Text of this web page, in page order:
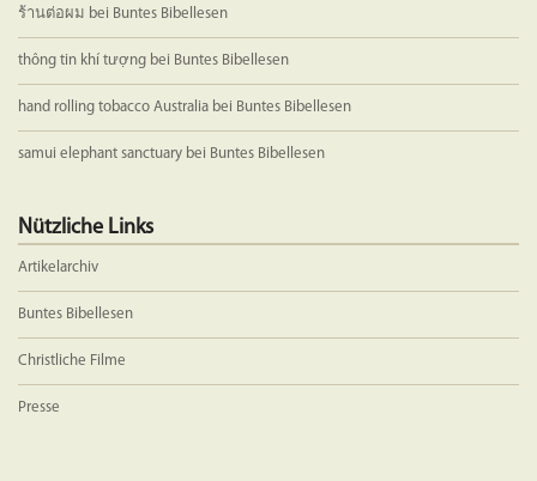
ร้านต่อผม bei Buntes Bibellesen
thông tin khí tượng bei Buntes Bibellesen
hand rolling tobacco Australia bei Buntes Bibellesen
samui elephant sanctuary bei Buntes Bibellesen
Nützliche Links
Artikelarchiv
Buntes Bibellesen
Christliche Filme
Presse